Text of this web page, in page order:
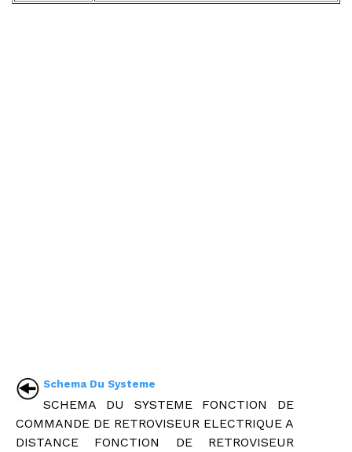
Schema Du Systeme
SCHEMA DU SYSTEME FONCTION DE
COMMANDE DE RETROVISEUR ELECTRIQUE A
DISTANCE FONCTION DE RETROVISEUR